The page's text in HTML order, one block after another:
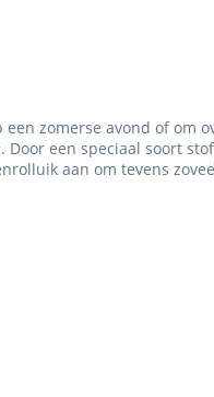
zomerse avond of om
een speciaal soort
aan om tevens